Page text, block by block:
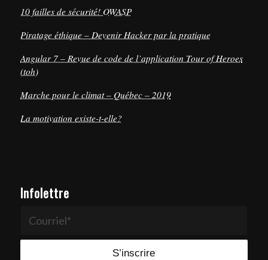
10 failles de sécurité! OWASP
Piratage éthique – Devenir Hacker par la pratique
Angular 7 – Revue de code de l’application Tour of Heroes
(toh)
Marche pour le climat – Québec – 2019
La motivation existe-t-elle?
Infolettre